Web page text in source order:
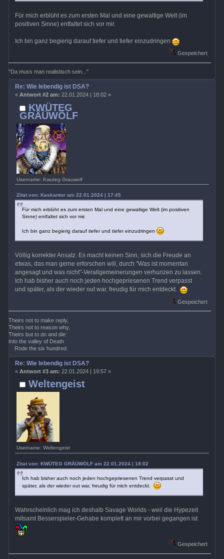
Für mich erblüht es zum ersten Mal und eine gewaltige Welt (im
positiven Sinne) entfaltet sich vor mir.
Ich bin ganz begierig darauf tiefer und tiefer einzudringen
Gespeichert
"Da muss man realistisch sein..."
KWÜTEG
GRÄÜWÖLF
Username: Kwuteg Grauwolf
Re: Wie lebendig ist DSA?
« Antwort #2 am: 22.01.2024 | 18:02 »
Zitat von: Kaskantor am 22.01.2024 | 17:45
Für mich erblüht es zum ersten Mal und eine gewaltige Welt (im positiven
Sinne) entfaltet sich vor mir.
Ich bin ganz begierig darauf tiefer und tiefer einzudringen
Völlig korrekter Ansatz. Es macht keinen Sinn, sich die Freude an
etwas, das man gerne erforschen will, durch "Was ist momentan
angesagt und was nicht"-Verallgemeinerungen verhunzen zu lassen.
Ich hab bisher auch noch jeden hochgepriesenen Trend verpasst
und später, als der wieder out war, freudig für mich entdeckt.
Gespeichert
Theirs not to make reply,
Theirs not to reason why,
Theirs but to do and die:
Into the valley of Death
Rode the six hundred.
Weltengeist
Username: Weltengeist
Re: Wie lebendig ist DSA?
« Antwort #3 am: 22.01.2024 | 19:57 »
Zitat von: KWÜTEG GRÄÜWÖLF am 22.01.2024 | 18:02
Ich hab bisher auch noch jeden hochgepriesenen Trend verpasst und
später, als der wieder out war, freudig für mich entdeckt.
Wahrscheinlich mag ich deshalb Savage Worlds - weil die Hypezeit
mitsamt Besserspieler-Gehabe komplett an mir vorbei gegangen ist
Gespeichert